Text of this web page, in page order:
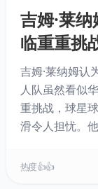
吉姆·莱
临重重挑
吉姆·莱纳姆认
人队虽然看似
重挑战，球星
滑令人担忧。
热度 👍👍